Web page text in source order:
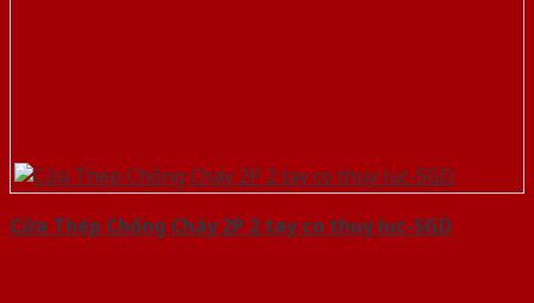
Cửa Thép Chống Cháy 2P 2 tay co thuy luc-SGD